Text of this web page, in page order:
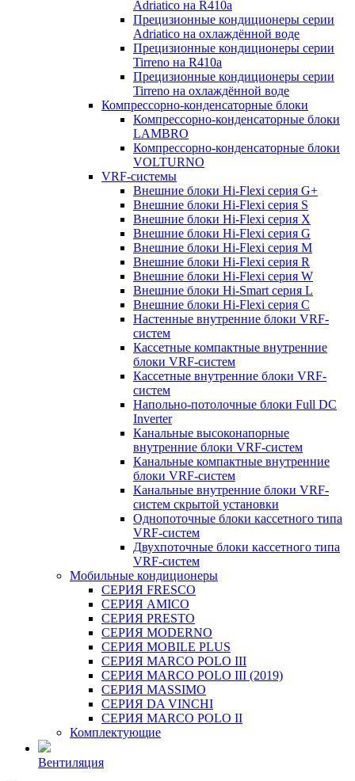
Adriatico на R410a
Прецизионные кондиционеры серии
Adriatico на охлаждённой воде
Прецизионные кондиционеры серии
Tirreno на R410a
Прецизионные кондиционеры серии
Tirreno на охлаждённой воде
Компрессорно-конденсаторные блоки
Компрессорно-конденсаторные блоки
LAMBRO
Компрессорно-конденсаторные блоки
VOLTURNO
VRF-системы
Внешние блоки Hi-Flexi серия G+
Внешние блоки Hi-Flexi серия S
Внешние блоки Hi-Flexi серия X
Внешние блоки Hi-Flexi серия G
Внешние блоки Hi-Flexi серия M
Внешние блоки Hi-Flexi серия R
Внешние блоки Hi-Flexi серия W
Внешние блоки Hi-Smart серия L
Внешние блоки Hi-Flexi серия C
Настенные внутренние блоки VRF-
систем
Кассетные компактные внутренние
блоки VRF-систем
Кассетные внутренние блоки VRF-
систем
Напольно-потолочные блоки Full DC
Inverter
Канальные высоконапорные
внутренние блоки VRF-систем
Канальные компактные внутренние
блоки VRF-систем
Канальные внутренние блоки VRF-
систем скрытой установки
Однопоточные блоки кассетного типа
VRF-систем
Двухпоточные блоки кассетного типа
VRF-систем
Мобильные кондиционеры
СЕРИЯ FRESCO
СЕРИЯ AMICO
СЕРИЯ PRESTO
СЕРИЯ MODERNO
СЕРИЯ MOBILE PLUS
СЕРИЯ MARCO POLO III
СЕРИЯ MARCO POLO III (2019)
СЕРИЯ MASSIMO
СЕРИЯ DA VINCHI
СЕРИЯ MARCO POLO II
Комплектующие
Вентиляция